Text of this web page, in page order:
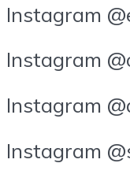
Instagram
Instagram
Instagram
Instagram